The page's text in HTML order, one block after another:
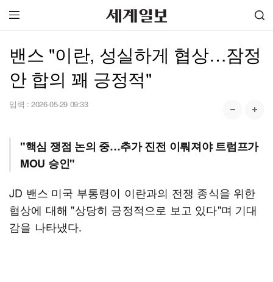
밴스 "이란, 성실하게 협상…잠정
안 합의 꽤 긍정적"
입력 : 2026-05-29 09:33
"핵심 쟁점 논의 중…추가 진전 이뤄져야 트럼프가
MOU 승인"
JD 밴스 미국 부통령이 이란과의 전쟁 종식을 위한
협상에 대해 "상당히 긍정적으로 보고 있다"며 기대
감을 나타냈다.